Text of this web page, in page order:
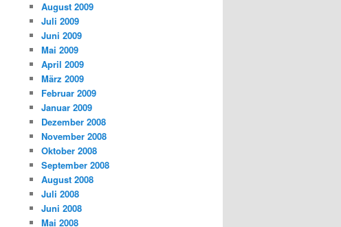
August 2009
Juli 2009
Juni 2009
Mai 2009
April 2009
März 2009
Februar 2009
Januar 2009
Dezember 2008
November 2008
Oktober 2008
September 2008
August 2008
Juli 2008
Juni 2008
Mai 2008